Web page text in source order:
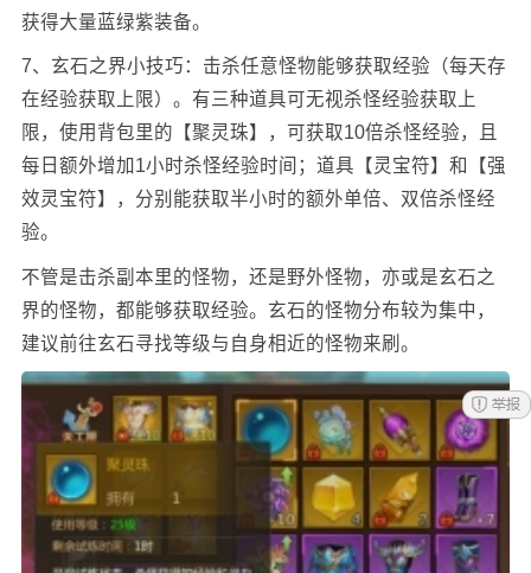
获得大量蓝绿紫装备。
7、玄石之界小技巧：击杀任意怪物能够获取经验（每天存
在经验获取上限）。有三种道具可无视杀怪经验获取上
限，使用背包里的【聚灵珠】，可获取10倍杀怪经验，且
每日额外增加1小时杀怪经验时间；道具【灵宝符】和【强
效灵宝符】，分别能获取半小时的额外单倍、双倍杀怪经
验。
不管是击杀副本里的怪物，还是野外怪物，亦或是玄石之
界的怪物，都能够获取经验。玄石的怪物分布较为集中，
建议前往玄石寻找等级与自身相近的怪物来刷。